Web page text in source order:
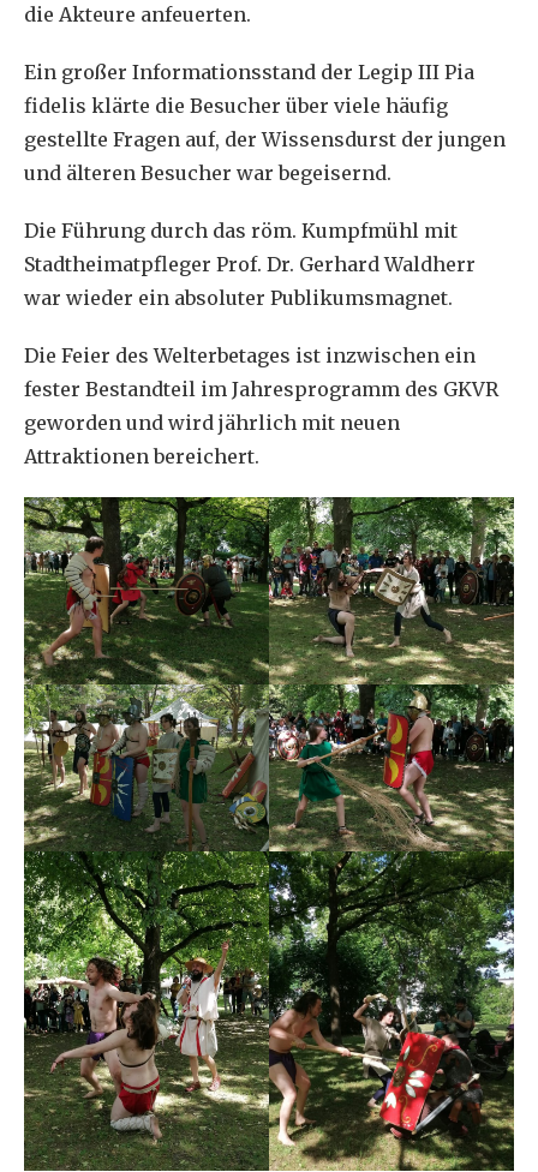
die Akteure anfeuerten.
Ein großer Informationsstand der Legip III Pia
fidelis klärte die Besucher über viele häufig
gestellte Fragen auf, der Wissensdurst der jungen
und älteren Besucher war begeisernd.
Die Führung durch das röm. Kumpfmühl mit
Stadtheimatpfleger Prof. Dr. Gerhard Waldherr
war wieder ein absoluter Publikumsmagnet.
Die Feier des Welterbetages ist inzwischen ein
fester Bestandteil im Jahresprogramm des GKVR
geworden und wird jährlich mit neuen
Attraktionen bereichert.